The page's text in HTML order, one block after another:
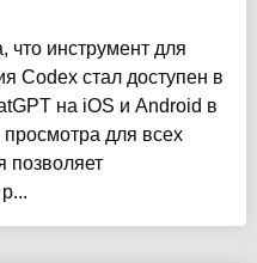
инструмент для
Codex стал доступен в
на iOS и Android в
для всех
позволяет